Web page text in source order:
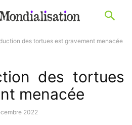
des tortues est gravement menacée
des tortues
menacée
2022